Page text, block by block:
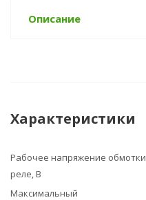
Описание
Характеристики
Рабочее напряжение обмотки
реле, В
Максимальный